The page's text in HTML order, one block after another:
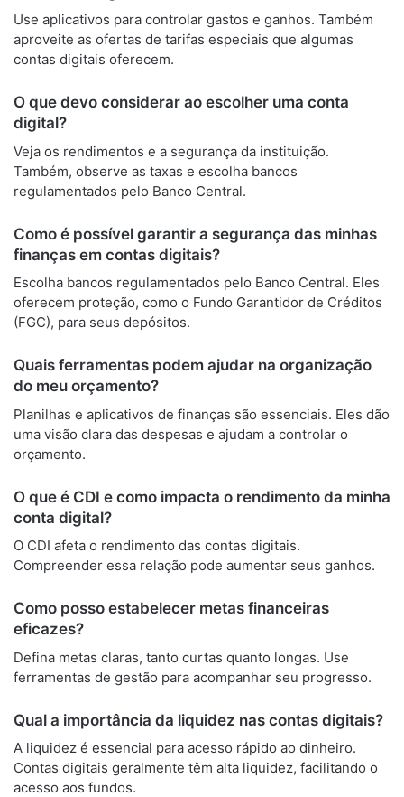
Use aplicativos para controlar gastos e ganhos. Também
aproveite as ofertas de tarifas especiais que algumas
contas digitais oferecem.
O que devo considerar ao escolher uma conta
digital?
Veja os rendimentos e a segurança da instituição.
Também, observe as taxas e escolha bancos
regulamentados pelo Banco Central.
Como é possível garantir a segurança das minhas
finanças em contas digitais?
Escolha bancos regulamentados pelo Banco Central. Eles
oferecem proteção, como o Fundo Garantidor de Créditos
(FGC), para seus depósitos.
Quais ferramentas podem ajudar na organização
do meu orçamento?
Planilhas e aplicativos de finanças são essenciais. Eles dão
uma visão clara das despesas e ajudam a controlar o
orçamento.
O que é CDI e como impacta o rendimento da minha
conta digital?
O CDI afeta o rendimento das contas digitais.
Compreender essa relação pode aumentar seus ganhos.
Como posso estabelecer metas financeiras
eficazes?
Defina metas claras, tanto curtas quanto longas. Use
ferramentas de gestão para acompanhar seu progresso.
Qual a importância da liquidez nas contas digitais?
A liquidez é essencial para acesso rápido ao dinheiro.
Contas digitais geralmente têm alta liquidez, facilitando o
acesso aos fundos.